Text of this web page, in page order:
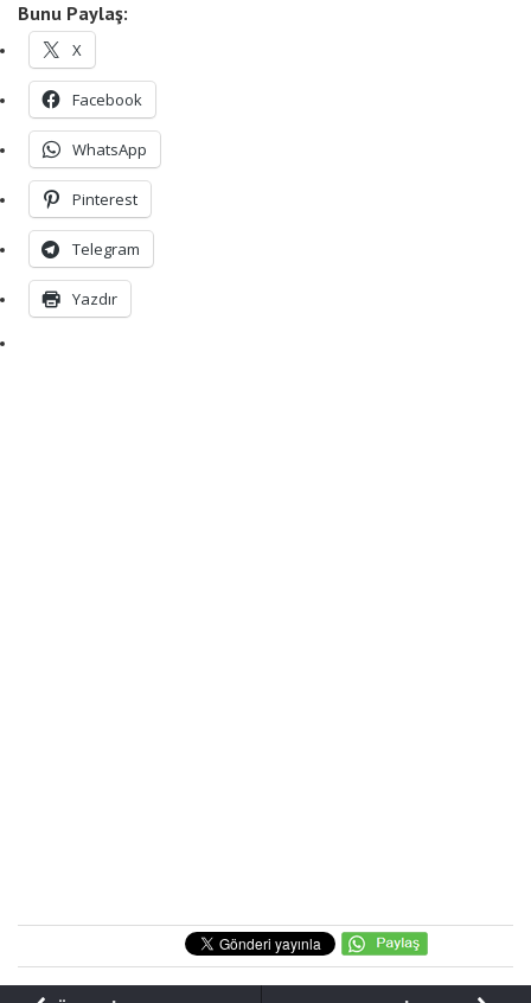
Bunu Paylaş:
X
Facebook
WhatsApp
Pinterest
Telegram
Yazdır